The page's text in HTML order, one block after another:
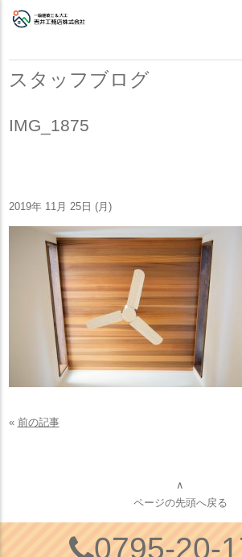
スタッフブログ
IMG_1875
2019年 11月 25日 (月)
« 前の記事
∧
ページの先頭へ戻る
0795-20-